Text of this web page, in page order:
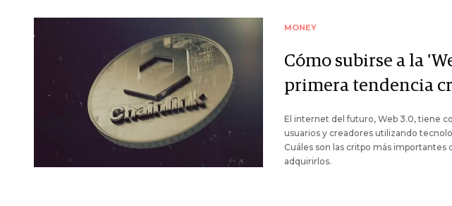
MONEY
Cómo subirse a la
primera tendencia
El internet del futuro, Web 3.0, tiene
usuarios y creadores utilizando
Cuáles son las critpo más
adquirirlos.